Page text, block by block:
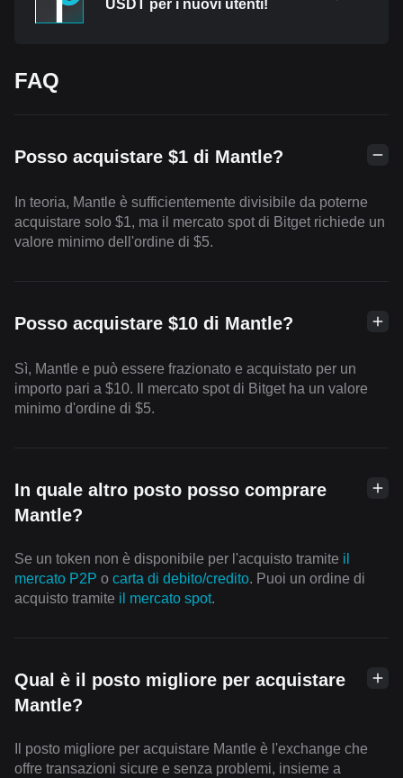
USDT per i nuovi utenti!
FAQ
Posso acquistare $1 di Mantle?
In teoria, Mantle è sufficientemente divisibile da poterne
acquistare solo $1, ma il mercato spot di Bitget richiede un
valore minimo dell'ordine di $5.
Posso acquistare $10 di Mantle?
Sì, Mantle e può essere frazionato e acquistato per un
importo pari a $10. Il mercato spot di Bitget ha un valore
minimo d'ordine di $5.
In quale altro posto posso comprare
Mantle?
Se un token non è disponibile per l'acquisto tramite il
mercato P2P o carta di debito/credito. Puoi un ordine di
acquisto tramite il mercato spot.
Qual è il posto migliore per acquistare
Mantle?
Il posto migliore per acquistare Mantle è l'exchange che
offre transazioni sicure e senza problemi, insieme a